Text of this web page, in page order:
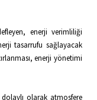
enerji verimliliği
tasarrufu sağlayacak
enerji yönetimi
olarak atmosfere